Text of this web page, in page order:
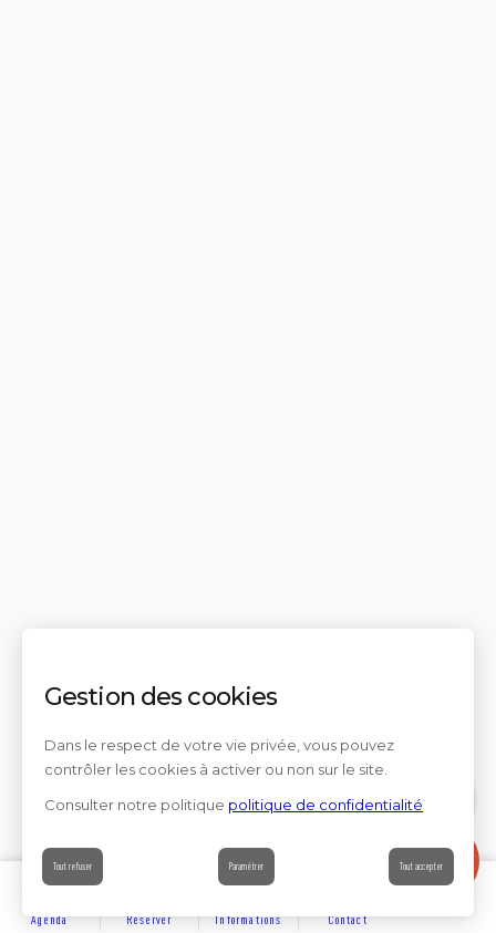
Contact
Gestion des cookies
Dans le respect de votre vie privée, vous pouvez
contrôler les cookies à activer ou non sur le site.
Consulter notre politique politique de confidentialité
Tout refuser Paramétrer Tout accepter
Agenda Réserver Informations Contact